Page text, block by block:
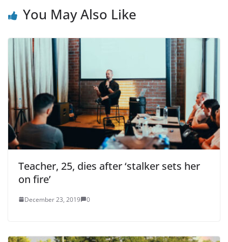
You May Also Like
Teacher, 25, dies after ‘stalker sets her
on fire’
December 23, 2019 0